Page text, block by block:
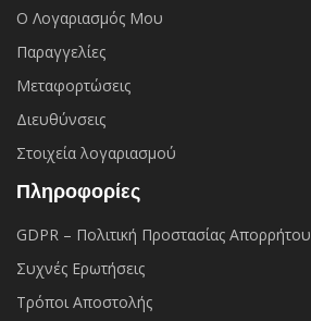
Ο Λογαριασμός Μου
Παραγγελίες
Μεταφορτώσεις
Διευθύνσεις
Στοιχεία λογαριασμού
Πληροφορίες
GDPR – Πολιτική Προστασίας Απορρήτου
Συχνές Eρωτήσεις
Τρόποι Αποστολής